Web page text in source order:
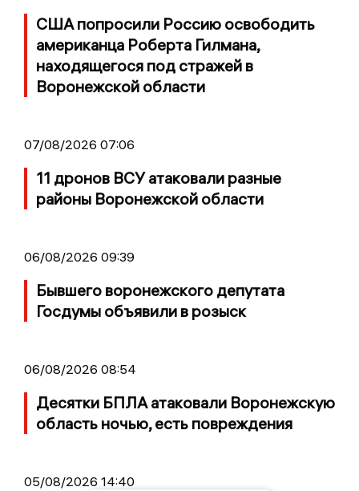
США попросили Россию освободить
американца Роберта Гилмана,
находящегося под стражей в
Воронежской области
07/08/2026 07:06
11 дронов ВСУ атаковали разные
районы Воронежской области
06/08/2026 09:39
Бывшего воронежского депутата
Госдумы объявили в розыск
06/08/2026 08:54
Десятки БПЛА атаковали Воронежскую
область ночью, есть повреждения
05/08/2026 14:40